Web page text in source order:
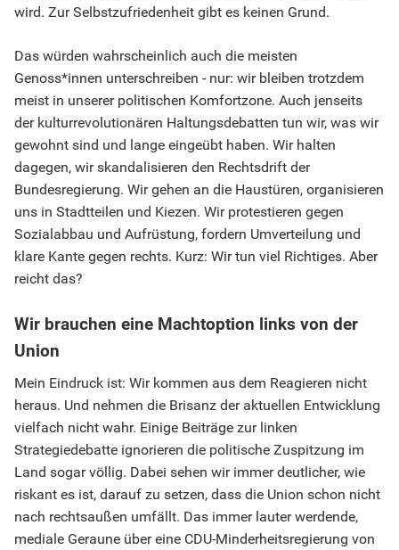
wird. Zur Selbstzufriedenheit gibt es keinen Grund.
Das würden wahrscheinlich auch die meisten
Genoss*innen unterschreiben - nur: wir bleiben trotzdem
meist in unserer politischen Komfortzone. Auch jenseits
der kulturrevolutionären Haltungsdebatten tun wir, was wir
gewohnt sind und lange eingeübt haben. Wir halten
dagegen, wir skandalisieren den Rechtsdrift der
Bundesregierung. Wir gehen an die Haustüren, organisieren
uns in Stadtteilen und Kiezen. Wir protestieren gegen
Sozialabbau und Aufrüstung, fordern Umverteilung und
klare Kante gegen rechts. Kurz: Wir tun viel Richtiges. Aber
reicht das?
Wir brauchen eine Machtoption links von der
Union
Mein Eindruck ist: Wir kommen aus dem Reagieren nicht
heraus. Und nehmen die Brisanz der aktuellen Entwicklung
vielfach nicht wahr. Einige Beiträge zur linken
Strategiedebatte ignorieren die politische Zuspitzung im
Land sogar völlig. Dabei sehen wir immer deutlicher, wie
riskant es ist, darauf zu setzen, dass die Union schon nicht
nach rechtsaußen umfällt. Das immer lauter werdende,
mediale Geraune über eine CDU-Minderheitsregierung von